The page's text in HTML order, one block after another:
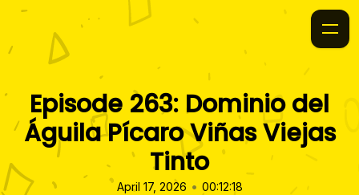
Episode 263: Dominio del
Águila Pícaro Viñas Viejas
Tinto
April 17, 2026 • 00:12:18